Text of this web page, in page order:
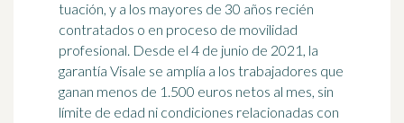
tuación, y a los mayores de 30 años recién
contratados o en proceso de movilidad
profesional. Desde el 4 de junio de 2021, la
garantía Visale se amplía a los trabajadores que
ganan menos de 1.500 euros netos al mes, sin
límite de edad ni condiciones relacionadas con